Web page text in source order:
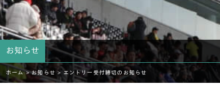
お知らせ
ホーム >お知らせ > エントリー受付締切のお知らせ